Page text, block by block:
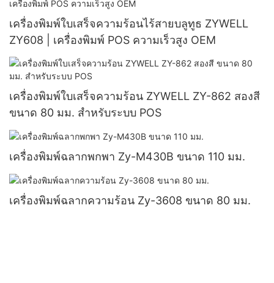
เครื่องพิมพ์ใบเสร็จความร้อนไร้สายบลูทูธ ZYWELL
ZY608 | เครื่องพิมพ์ POS ความเร็วสูง OEM
เครื่องพิมพ์ใบเสร็จความร้อน ZYWELL ZY-862 สองสี
ขนาด 80 มม. สำหรับระบบ POS
เครื่องพิมพ์ฉลากพกพา Zy-M430B ขนาด 110 มม.
เครื่องพิมพ์ฉลากความร้อน Zy-3608 ขนาด 80 มม.